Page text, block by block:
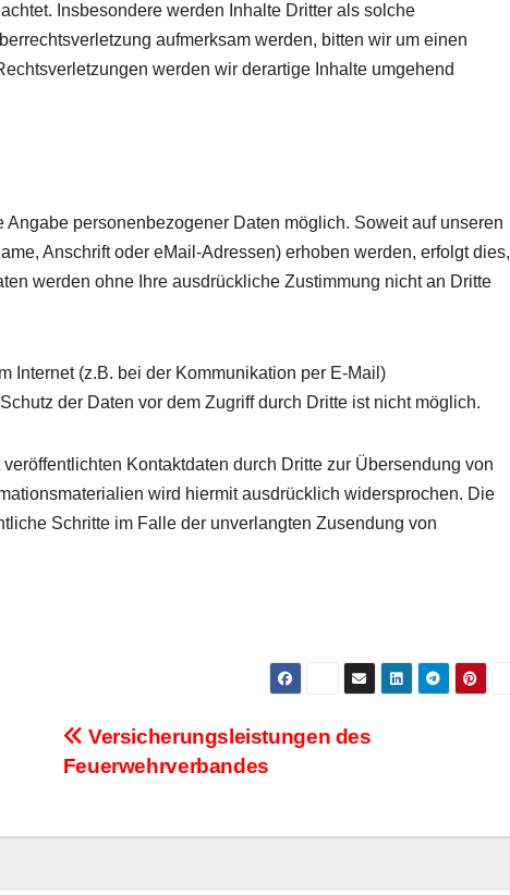
Insbesondere werden Inhalte Dritter als solche
aufmerksam werden, bitten wir um einen
werden wir derartige Inhalte umgehend
personenbezogener Daten möglich. Soweit auf unseren
Anschrift oder eMail-Adressen) erhoben werden, erfolgt dies,
werden ohne Ihre ausdrückliche Zustimmung nicht an Dritte
Internet (z.B. bei der Kommunikation per E-Mail)
der Daten vor dem Zugriff durch Dritte ist nicht möglich.
Kontaktdaten durch Dritte zur Übersendung von
wird hiermit ausdrücklich widersprochen. Die
Schritte im Falle der unverlangten Zusendung von
Versicherungsleistungen des
Feuerwehrverbandes